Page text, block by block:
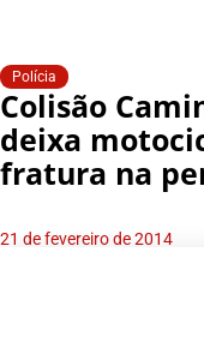
Polícia
Colisão
deixa
fratura na
21 de fevereiro de 2014